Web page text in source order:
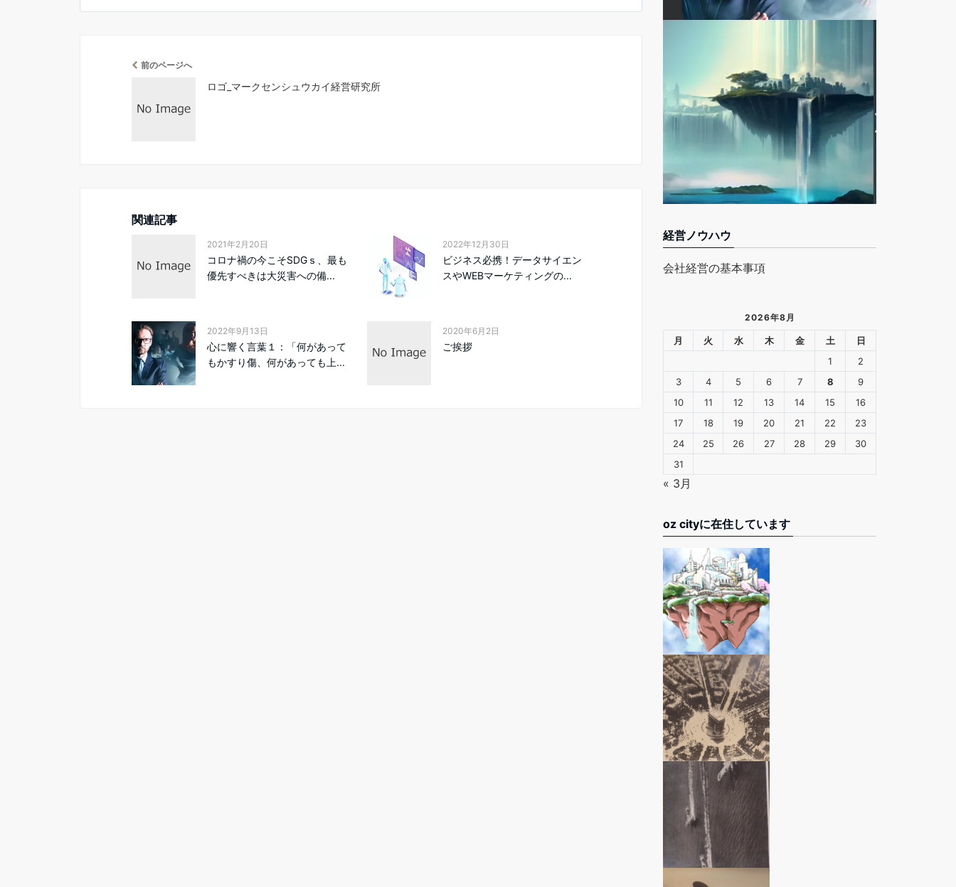
前のページへ
ロゴ_マークセンシュウカイ経営研究所
関連記事
2021年2月20日
コロナ禍の今こそSDGｓ、最も
優先すべきは大災害への備...
2022年12月30日
ビジネス必携！データサイエン
スやWEBマーケティングの...
2022年9月13日
心に響く言葉１：「何があって
もかすり傷、何があっても上...
2020年6月2日
ご挨拶
経営ノウハウ
会社経営の基本事項
2026年8月
月 火 水 木 金 土
日
1
2
3
4 5 6 7 8
9
10
11 12 13 14 15
16
17
18 19 20 21 22
23
24
25 26 27 28 29
30
31
« 3月
oz cityに在住しています